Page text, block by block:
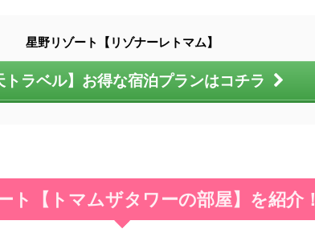
星野リゾート【リゾナーレトマム】
トラベル】お得な宿泊プランはコチラ
ト【トマムザタワーの部屋】を紹介！